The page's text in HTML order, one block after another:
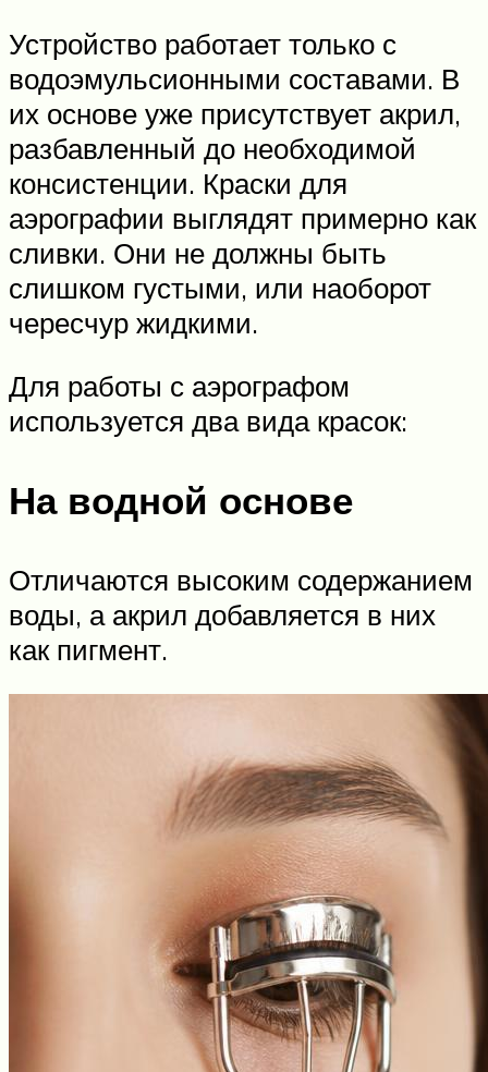
Устройство работает только с
водоэмульсионными составами. В
их основе уже присутствует акрил,
разбавленный до необходимой
консистенции. Краски для
аэрографии выглядят примерно как
сливки. Они не должны быть
слишком густыми, или наоборот
чересчур жидкими.
Для работы с аэрографом
используется два вида красок:
На водной основе
Отличаются высоким содержанием
воды, а акрил добавляется в них
как пигмент.